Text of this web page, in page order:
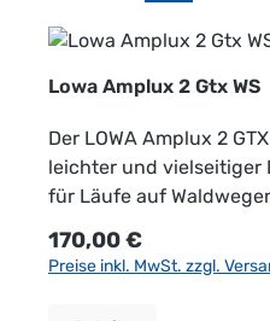
Lowa Amplux 2 Gtx WS
Der LOWA Amplux 2
leichter und vielseitiger
für Läufe auf
dynamischen
Wetterschutz und
Regulärer Preis:
170,00 €
Preise inkl. MwSt. zzgl.